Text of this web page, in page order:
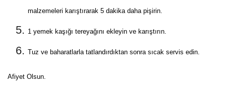
malzemeleri karıştırarak 5 dakika daha pişirin.
1 yemek kaşığı tereyağını ekleyin ve karıştırın.
Tuz ve baharatlarla tatlandırdıktan sonra sıcak servis edin.
Afiyet Olsun.